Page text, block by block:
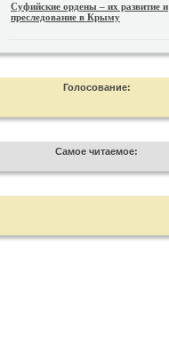
Суфийские ордены – их развитие и
преследование в Крыму
Голосование:
Самое читаемое: